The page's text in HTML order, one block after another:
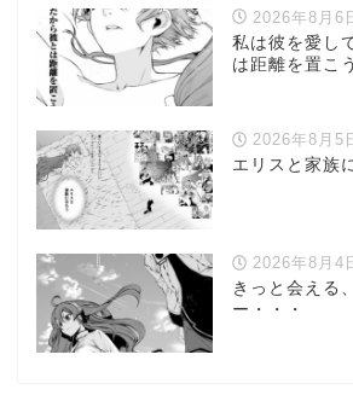
2026年8月6
私は彼を愛し
は距離を置こう
2026年8月5
エリスと家族
2026年8月4
きっと会える
ー・・・